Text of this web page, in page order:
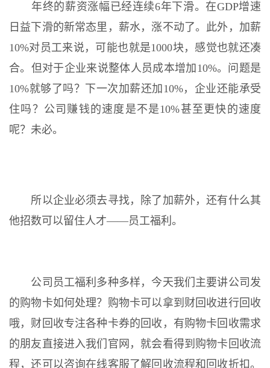
年终的薪资涨幅已经连续6年下滑。在GDP增速
日益下滑的新常态里，薪水，涨不动了。此外，加薪
10%对员工来说，可能也就是1000块，感觉也就还凑
合。但对于企业来说整体人员成本增加10%。问题是
10%就够了吗？下一次加薪还加10%，企业还能承受
住吗？公司赚钱的速度是不是10%甚至更快的速度
呢？未必。
所以企业必须去寻找，除了加薪外，还有什么其
他招数可以留住人才——员工福利。
公司员工福利多种多样，今天我们主要讲公司发
的购物卡如何处理？购物卡可以拿到财回收进行回收
哦，财回收专注各种卡券的回收，有购物卡回收需求
的朋友直接进入我们官网，就会看得到购物卡回收流
程，还可以咨询在线客服了解回收流程和回收折扣。